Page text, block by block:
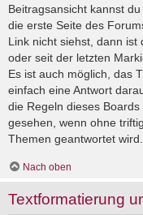
Beitragsansicht kannst
die erste Seite des
Link nicht siehst, dann
oder seit der letzten
Es ist auch möglich, das
einfach eine Antwort
die Regeln dieses
gesehen, wenn ohne
Themen geantwortet wird.
Nach oben
Textformatierung